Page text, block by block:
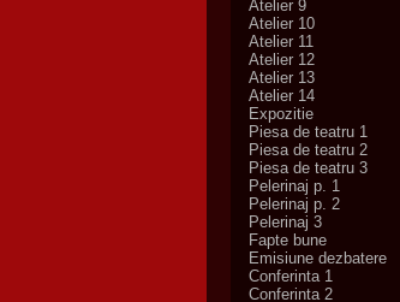
Atelier 9
Atelier 10
Atelier 11
Atelier 12
Atelier 13
Atelier 14
Expozitie
Piesa de teatru 1
Piesa de teatru 2
Piesa de teatru 3
Pelerinaj p. 1
Pelerinaj p. 2
Pelerinaj 3
Fapte bune
Emisiune dezbatere
Conferinta 1
Conferinta 2